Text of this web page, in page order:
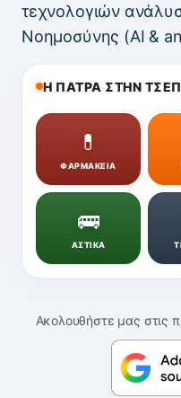
τεχνολογιών
Νοημοσύνης (AI &
Η ΠΑΤΡΑ ΣΤΗΝ
💊
ΦΑΡΜΑΚΕΙΑ
🚌
ΑΣΤΙΚΑ
Ακολουθήστε μας στις